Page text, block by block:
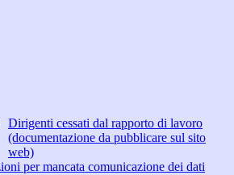
Dirigenti cessati dal rapporto di lavoro
(documentazione da pubblicare sul sito
web)
per mancata comunicazione dei dati